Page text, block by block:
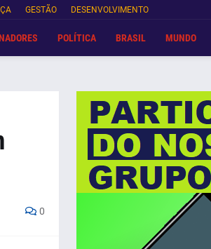
GESTÃO DESENVOLVIMENTO
POLÍTICA BRASIL MUNDO
0